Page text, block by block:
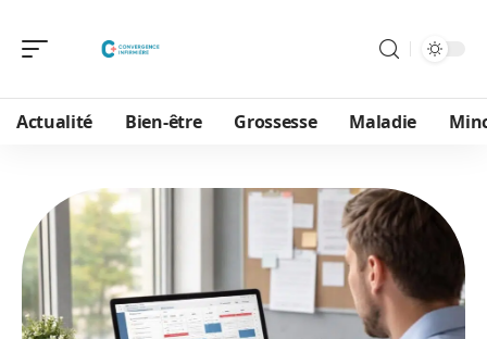
Actualité Bien-être Grossesse Maladie